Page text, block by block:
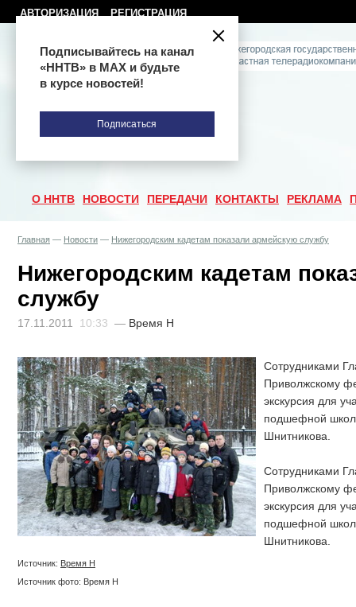
АВТОРИЗАЦИЯ РЕГИСТРАЦИЯ
О ННТВ НОВОСТИ ПЕРЕДАЧИ КОНТАКТЫ РЕКЛАМА
Главная — Новости — Нижегородским кадетам показали армейскую службу
Нижегородским кадетам
службу
17.11.2011 10:33 — Время Н
Сотрудниками
Приволжскому
экскурсия для
подшефной
Шнитникова.
Сотрудниками
Приволжскому
экскурсия для
подшефной
Шнитникова.
Источник: Время Н
Источник фото: Время Н
Подписывайтесь на канал
«ННТВ» в МАХ и будьте
в курсе новостей!
Подписаться